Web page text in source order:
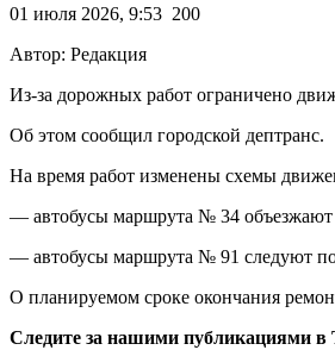
01 июля 2026, 9:53 200
Автор: Редакция
Из-за дорожных работ ограничено
Об этом сообщил городской дептранс.
На время работ изменены схемы
— автобусы маршрута № 34
— автобусы маршрута № 91 следуют
О планируемом сроке окончания
Следите за нашими публикациями в